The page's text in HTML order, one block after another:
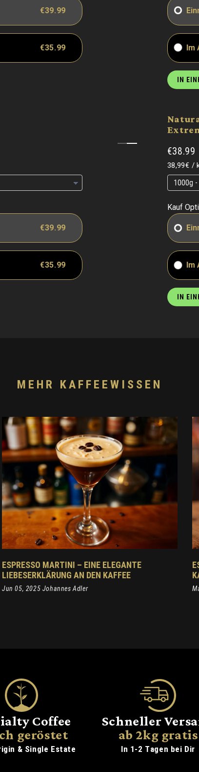
€39.99
€35.99 Im
IN
€39.99
€35.99
€38.99
38,99€ /
Kauf
Im
IN
MEHR KAFFEEWISSEN
ESPRESSO MARTINI – EINE ELEGANTE
LIEBESERKLÄRUNG AN DEN KAFFEE
Jun 05, 2025 Johannes Adler
Coffee
geröstet
& Single Estate
Schneller
ab 2kg gratis
In 1-2 Tagen bei Dir